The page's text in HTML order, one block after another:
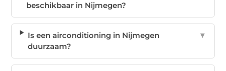
beschikbaar in Nijmegen?
Is een airconditioning in Nijmegen
duurzaam?
▼